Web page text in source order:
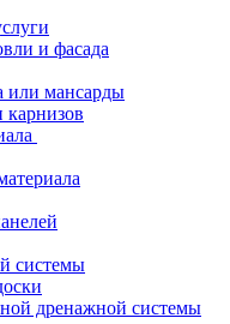
и фасада
или мансарды
системы
дренажной системы